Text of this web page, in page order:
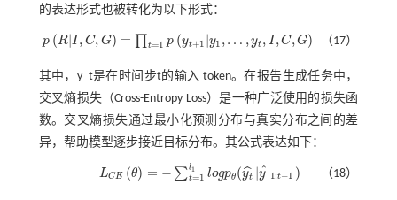
的表达形式也被转化为以下形式：
p ( R| I , C, G) = ∏t=1 p (yt+1 |y1 , … , yt , I, C, G)
pR|I, C, G=∏t= 1 py |y1 ,… ,yt,I,C ,G （17）
其中，y_t是在时间步t的输入 token。在报告生成任务中，
交叉熵损失（Cross-Entropy Loss）是一种广泛使用的损失函
数。交叉熵损失通过最小化预测分布与真实分布之间的差
异，帮助模型逐步接近目标分布。其公式表达如下：
LCE (θ) = − ∑l1
t=1 logpθ (yt
ˆ |y
ˆ 1:t−1 )
CEθ=-∑t=1 l1l ogpθ (yt^y^ 1:t-1) （18）